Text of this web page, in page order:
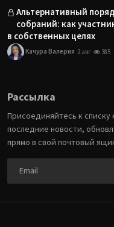
Альтернативный
собраний: как
в собственных целях
Качура Валерия 2 авг 385
Рассылка
Присоединяйтесь к
последние новости,
прямо в свой почтовый